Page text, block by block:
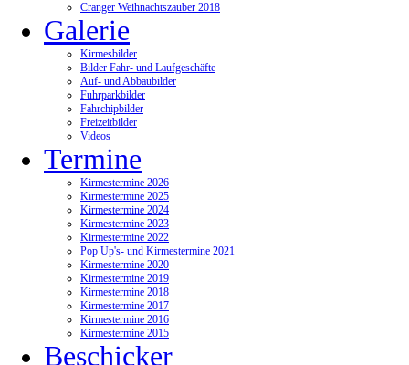
Cranger Weihnachtszauber 2018
Galerie
Kirmesbilder
Bilder Fahr- und Laufgeschäfte
Auf- und Abbaubilder
Fuhrparkbilder
Fahrchipbilder
Freizeitbilder
Videos
Termine
Kirmestermine 2026
Kirmestermine 2025
Kirmestermine 2024
Kirmestermine 2023
Kirmestermine 2022
Pop Up's- und Kirmestermine 2021
Kirmestermine 2020
Kirmestermine 2019
Kirmestermine 2018
Kirmestermine 2017
Kirmestermine 2016
Kirmestermine 2015
Beschicker